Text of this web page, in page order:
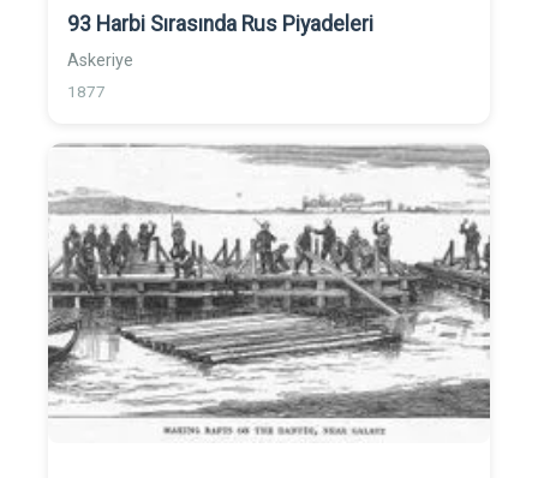
93 Harbi Sırasında Rus Piyadeleri
Askeriye
1877